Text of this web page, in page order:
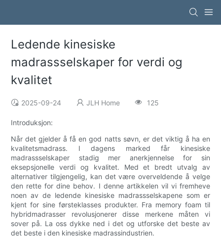
Ledende kinesiske
madrassselskaper for verdi og
kvalitet
2025-09-24 JLH Home 125
Introduksjon:
Når det gjelder å få en god natts søvn, er det viktig å ha en
kvalitetsmadrass. I dagens marked får kinesiske
madrassselskaper stadig mer anerkjennelse for sin
eksepsjonelle verdi og kvalitet. Med et bredt utvalg av
alternativer tilgjengelig, kan det være overveldende å velge
den rette for dine behov. I denne artikkelen vil vi fremheve
noen av de ledende kinesiske madrassselskapene som er
kjent for sine førsteklasses produkter. Fra memory foam til
hybridmadrasser revolusjonerer disse merkene måten vi
sover på. La oss dykke ned i det og utforske det beste av
det beste i den kinesiske madrassindustrien.